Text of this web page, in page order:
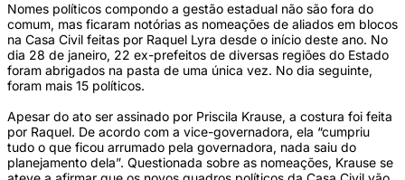
Nomes políticos compondo a gestão estadual não são fora do
comum, mas ficaram notórias as nomeações de aliados em blocos
na Casa Civil feitas por Raquel Lyra desde o início deste ano. No
dia 28 de janeiro, 22 ex-prefeitos de diversas regiões do Estado
foram abrigados na pasta de uma única vez. No dia seguinte,
foram mais 15 políticos.
Apesar do ato ser assinado por Priscila Krause, a costura foi feita
por Raquel. De acordo com a vice-governadora, ela “cumpriu
tudo o que ficou arrumado pela governadora, nada saiu do
planejamento dela”. Questionada sobre as nomeações, Krause se